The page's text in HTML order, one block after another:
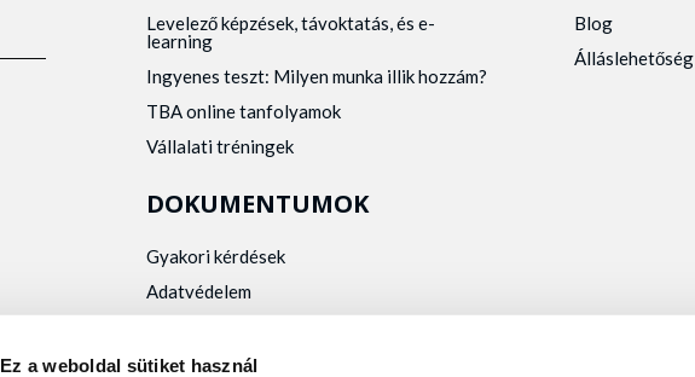
Ez a weboldal sütiket használ
Levelező képzések, távoktatás, és e-
learning
Ingyenes teszt: Milyen munka illik hozzám?
TBA online tanfolyamok
Vállalati tréningek
DOKUMENTUMOK
Gyakori kérdések
Adatvédelem
Orvosi alkalmassági
Blog
Álláslehetőség